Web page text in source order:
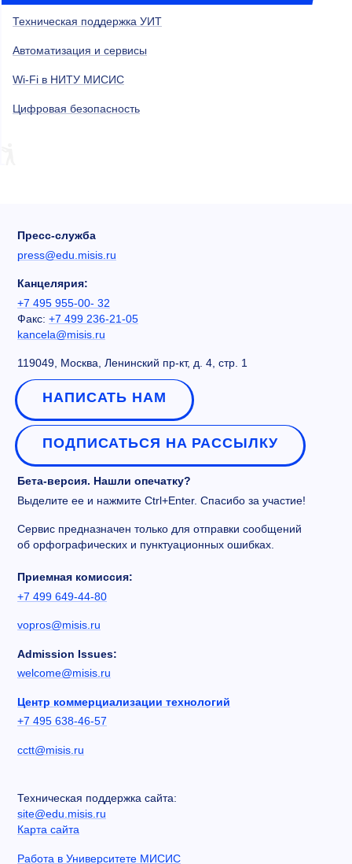
Техническая поддержка УИТ
Автоматизация и сервисы
Wi-Fi в НИТУ МИСИС
Цифровая безопасность
Пресс-служба
press@edu.misis.ru
Канцелярия:
+7 495 955-00- 32
Факс: +7 499 236-21-05
kancela@misis.ru
119049, Москва, Ленинский пр-кт, д. 4, стр. 1
НАПИСАТЬ НАМ
ПОДПИСАТЬСЯ НА РАССЫЛКУ
Бета-версия. Нашли опечатку?
Выделите ее и нажмите Ctrl+Enter. Спасибо за участие!
Сервис предназначен только для отправки сообщений
об орфографических и пунктуационных ошибках.
Приемная комиссия:
+7 499 649-44-80
vopros@misis.ru
Admission Issues:
welcome@misis.ru
Центр коммерциализации технологий
+7 495 638-46-57
cctt@misis.ru
Техническая поддержка сайта:
site@edu.misis.ru
Карта сайта
Работа в Университете МИСИС